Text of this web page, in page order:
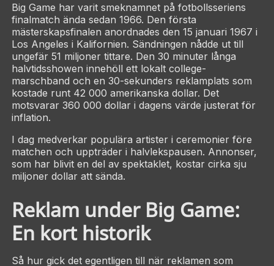
Big Game har varit smeknamnet på fotbollsseriens
finalmatch ända sedan 1966. Den första
mästerskapsfinalen anordnades den 15 januari 1967 i
Los Angeles i Kalifornien. Sändningen nådde ut till
ungefär 51 miljoner tittare. Den 30 minuter långa
halvtidsshowen innehöll ett lokalt college-
marschband och en 30-sekunders reklamplats som
kostade runt 42 000 amerikanska dollar. Det
motsvarar 360 000 dollar i dagens värde justerat för
inflation.
I dag medverkar populära artister i ceremonier före
matchen och uppträder i halvlekspausen. Annonser,
som har blivit en del av spektaklet, kostar cirka sju
miljoner dollar att sända.
Reklam under Big Game:
En kort historik
Så hur gick det egentligen till när reklamen som